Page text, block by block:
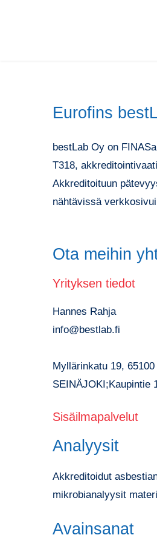
Eurofins
bestLab Oy on
T318,
Akkreditoituun
nähtävissä
Ota meihin
Yrityksen tiedot
Hannes Rahja
info@bestlab.fi
Myllärinkatu 19,
SEINÄJOKI;Kaupintie
Sisäilmapalvelut
Analyysit
Akkreditoidut
mikrobianalyysit
Avainsanat